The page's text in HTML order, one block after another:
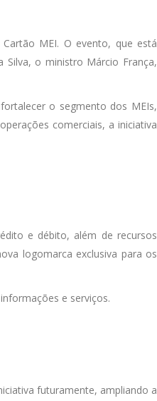
MEI. O evento, que está
o ministro Márcio França,
o segmento dos MEIs,
comerciais, a iniciativa
e débito, além de recursos
logomarca exclusiva para os
e serviços.
futuramente, ampliando a